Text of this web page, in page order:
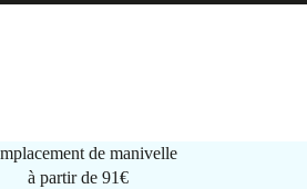
de manivelle
à partir de91€